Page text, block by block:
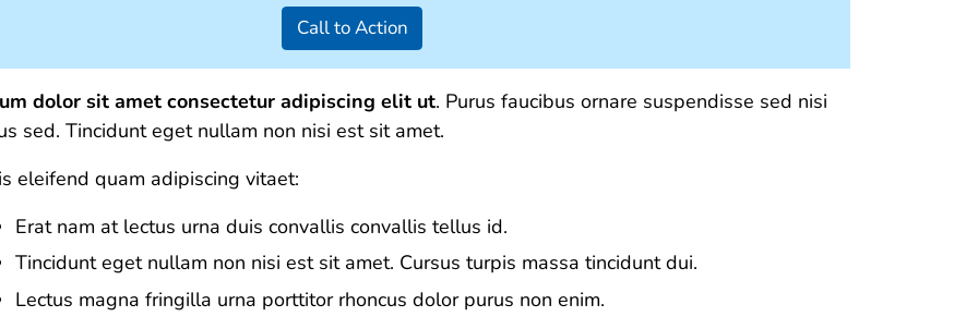
Call to Action
dolor sit amet consectetur adipiscing elit ut. Purus faucibus ornare suspendisse sed nisi
sed. Tincidunt eget nullam non nisi est sit amet.
eleifend quam adipiscing vitaet:
Erat nam at lectus urna duis convallis convallis tellus id.
Tincidunt eget nullam non nisi est sit amet. Cursus turpis massa tincidunt dui.
Lectus magna fringilla urna porttitor rhoncus dolor purus non enim.